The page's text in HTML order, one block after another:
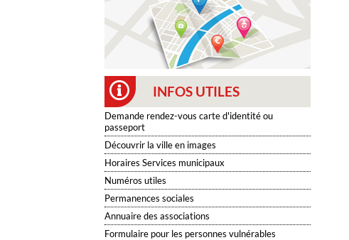
INFOS UTILES
Demande rendez-vous carte d'identité ou
passeport
Découvrir la ville en images
Horaires Services municipaux
Numéros utiles
Permanences sociales
Annuaire des associations
Formulaire pour les personnes vulnérables